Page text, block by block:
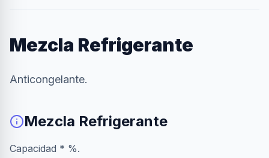
Mezcla Refrigerante
Anticongelante.
Mezcla Refrigerante
Capacidad * %.